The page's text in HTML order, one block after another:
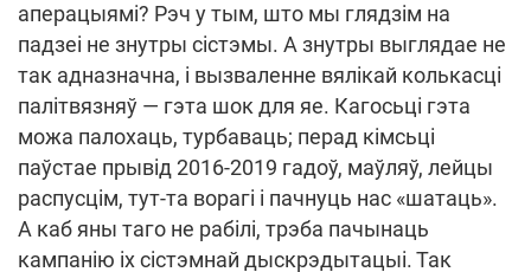
аперацыямі? Рэч у тым, што мы глядзім на
падзеі не знутры сістэмы. А знутры выглядае не
так адназначна, і вызваленне вялікай колькасці
палітвязняў — гэта шок для яе. Кагосьці гэта
можа палохаць, турбаваць; перад кімсьці
паўстае прывід 2016-2019 гадоў, маўляў, лейцы
распусцім, тут-та ворагі і пачнуць нас «шатаць».
А каб яны таго не рабілі, трэба пачынаць
кампанію іх сістэмнай дыскрэдытацыі. Так